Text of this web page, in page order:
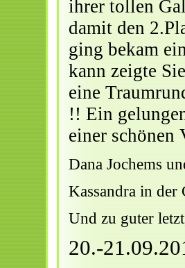
ihrer tollen
damit den
ging bekam
kann zeigte
eine
!! Ein
einer schönen
Dana Jochems
Kassandra in der
Und zu guter
20.-